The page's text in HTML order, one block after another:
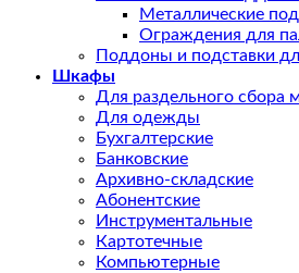
Металлические
Ограждения для
Поддоны и подставки
Шкафы
Для раздельного сбора
Для одежды
Бухгалтерские
Банковские
Архивно-складские
Абонентские
Инструментальные
Картотечные
Компьютерные